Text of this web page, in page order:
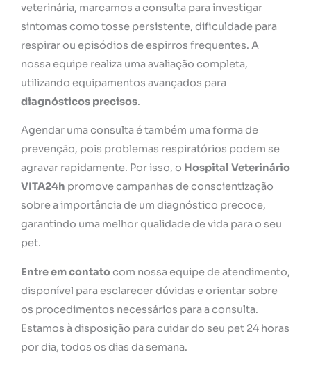
veterinária, marcamos a consulta para investigar
sintomas como tosse persistente, dificuldade para
respirar ou episódios de espirros frequentes. A
nossa equipe realiza uma avaliação completa,
utilizando equipamentos avançados para
diagnósticos precisos.
Agendar uma consulta é também uma forma de
prevenção, pois problemas respiratórios podem se
agravar rapidamente. Por isso, o Hospital Veterinário
VITA24h promove campanhas de conscientização
sobre a importância de um diagnóstico precoce,
garantindo uma melhor qualidade de vida para o seu
pet.
Entre em contatocom nossa equipe de atendimento,
disponível para esclarecer dúvidas e orientar sobre
os procedimentos necessários para a consulta.
Estamos à disposição para cuidar do seu pet 24 horas
por dia, todos os dias da semana.